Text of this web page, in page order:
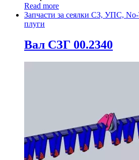
Read more
Запчасти за сеялки СЗ, УПС,
плуги
Вал СЗГ 00.2340